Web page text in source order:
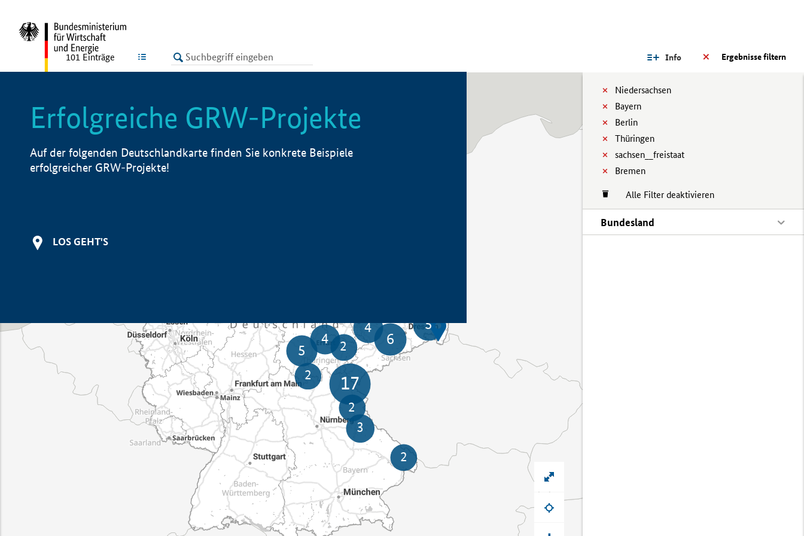
LISTE Ergebnisse filtern
Info
Niedersachsen
Bayern
Berlin
Thüringen
sachsen__freistaat
Bremen
Alle Filter deaktivieren
Bundesland
101 Einträge
Erfolgreiche GRW-Projekte
Auf der folgenden Deutschlandkarte finden Sie konkrete Beispiele
erfolgreicher GRW-Projekte!
LOS GEHT'S